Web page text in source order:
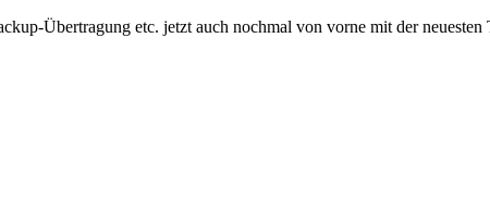
Übertragung etc. jetzt auch nochmal von vorne mit der